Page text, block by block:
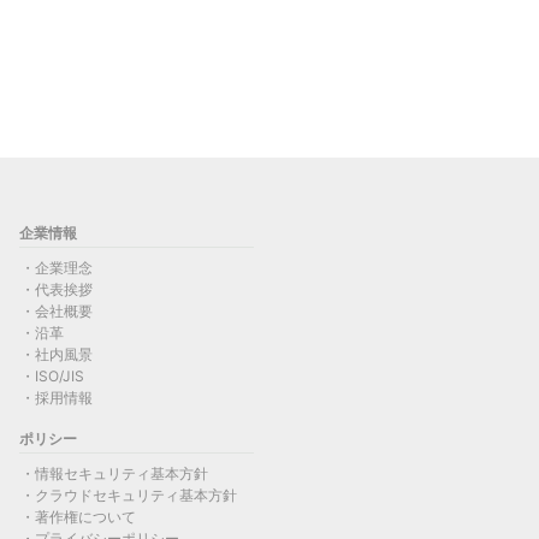
企業情報
企業理念
代表挨拶
会社概要
沿革
社内風景
ISO/JIS
採用情報
ポリシー
情報セキュリティ基本方針
クラウドセキュリティ基本方針
著作権について